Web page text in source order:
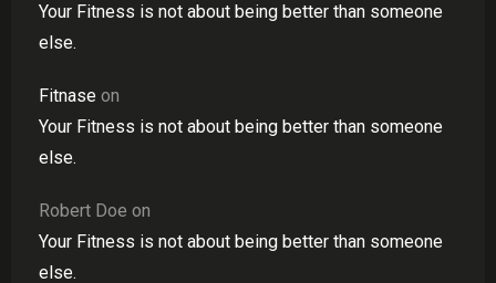
Your Fitness is not about being better than someone
else.
Fitnase on
Your Fitness is not about being better than someone
else.
Robert Doe on
Your Fitness is not about being better than someone
else.